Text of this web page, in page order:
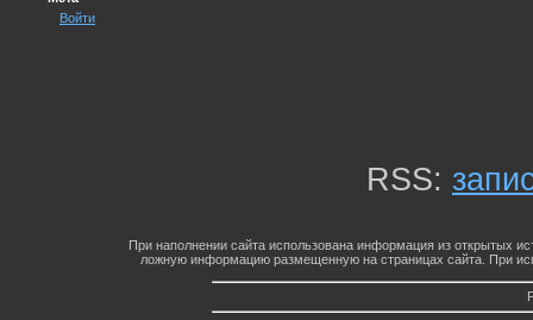
Войти
RSS:
При наполнении сайта использована информация из открытых
ложную информацию размещенную на страницах сайта. При